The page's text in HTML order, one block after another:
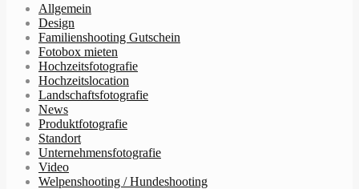
Allgemein
Design
Familienshooting Gutschein
Fotobox mieten
Hochzeitsfotografie
Hochzeitslocation
Landschaftsfotografie
News
Produktfotografie
Standort
Unternehmensfotografie
Video
Welpenshooting / Hundeshooting